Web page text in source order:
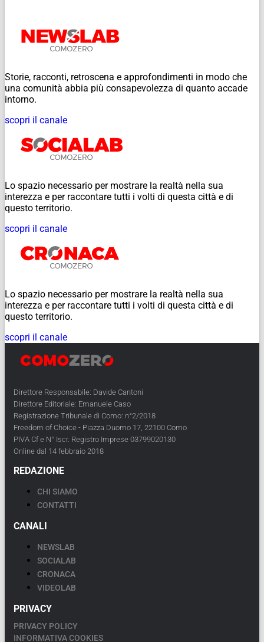
Storie, racconti, retroscena e approfondimenti in modo che
una comunità abbia più consapevolezza di quanto accade
intorno.
scopri il canale
Lo spazio necessario per mostrare la realtà nella sua
interezza e per raccontare tutti i volti di questa città e di
questo territorio.
scopri il canale
Lo spazio necessario per mostrare la realtà nella sua
interezza e per raccontare tutti i volti di questa città e di
questo territorio.
scopri il canale
Direttore Responsabile: Davide Cantoni
Direttore Editoriale: Emanuele Caso
Registrazione Tribunale di Como: n°2/2018
Freedom of Choice - Piazza Duomo 17, 22100 Como
PIVA Cf e N° Iscr. Registro Imprese 03799020130
Online dal 14 febbraio 2018
REDAZIONE
CHI SIAMO
CONTATTI
CANALI
NEWSLAB
SOCIALAB
CRONACA
VIDEOLAB
PRIVACY
PRIVACY POLICY
INFORMATIVA COOKIES